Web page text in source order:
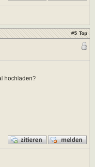
#5 Top
hochladen?